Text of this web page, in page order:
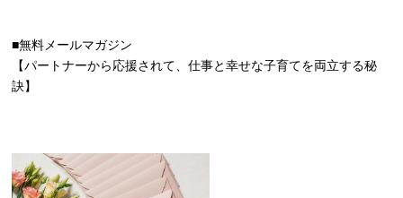
■無料メールマガジン
【パートナーから応援されて、仕事と幸せな子育てを両立する秘
訣】